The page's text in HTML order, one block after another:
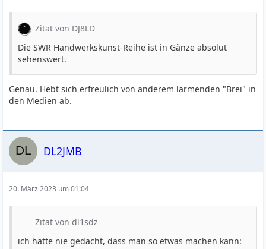
Zitat von DJ8LD
Die SWR Handwerkskunst-Reihe ist in Gänze absolut
sehenswert.
Genau. Hebt sich erfreulich von anderem lärmenden "Brei" in
den Medien ab.
DL2JMB
20. März 2023 um 01:04
Zitat von dl1sdz
ich hätte nie gedacht, dass man so etwas machen kann: